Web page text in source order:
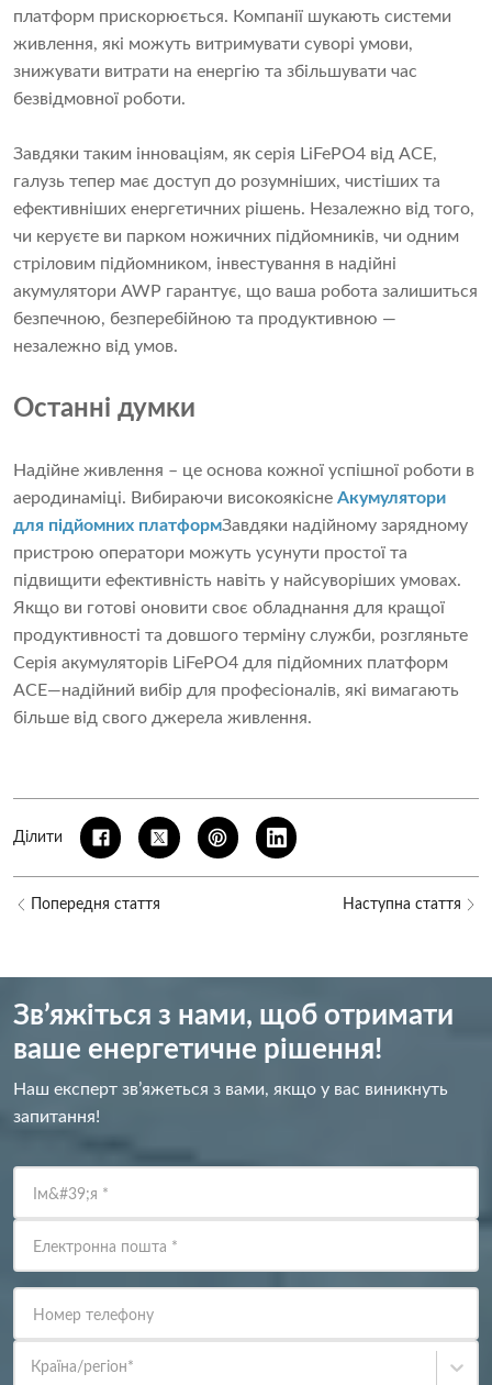
платформ прискорюється. Компанії шукають системи
живлення, які можуть витримувати суворі умови,
знижувати витрати на енергію та збільшувати час
безвідмовної роботи.
Завдяки таким інноваціям, як серія LiFePO4 від ACE,
галузь тепер має доступ до розумніших, чистіших та
ефективніших енергетичних рішень. Незалежно від того,
чи керуєте ви парком ножичних підйомників, чи одним
стріловим підйомником, інвестування в надійні
акумулятори AWP гарантує, що ваша робота залишиться
безпечною, безперебійною та продуктивною —
незалежно від умов.
Останні думки
Надійне живлення – це основа кожної успішної роботи в
аеродинаміці. Вибираючи високоякісне Акумулятори
для підйомних платформЗавдяки надійному зарядному
пристрою оператори можуть усунути простої та
підвищити ефективність навіть у найсуворіших умовах.
Якщо ви готові оновити своє обладнання для кращої
продуктивності та довшого терміну служби, розгляньте
Серія акумуляторів LiFePO4 для підйомних платформ
ACE—надійний вибір для професіоналів, які вимагають
більше від свого джерела живлення.
Ділити
Попередня стаття Наступна стаття
Зв’яжіться з нами, щоб отримати
ваше енергетичне рішення!
Наш експерт зв’яжеться з вами, якщо у вас виникнуть
запитання!
Ім&#39;я *
Електронна пошта *
Номер телефону
Країна/регіон*